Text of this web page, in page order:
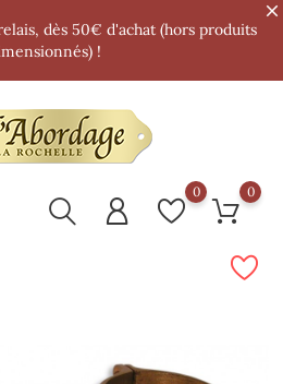
dès 50€ d'achat (hors produits
!
0 0